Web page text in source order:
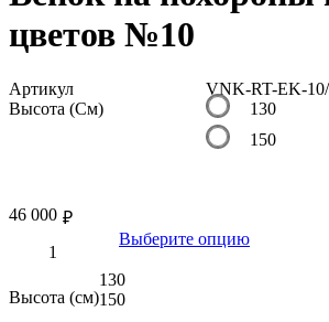
цветов №10
Артикул
VNK-RT-EK-
Высота (См)
130
150
₽
46 000
Выберите опцию
Высота (см)
130
150